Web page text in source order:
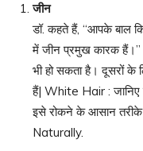
जीन
डॉ. कहते हैं, “आपके बाल
में जीन प्रमुख कारक
भी हो सकता है। दूसरों के
हैं| White Hair :
इसे रोकने के आसान
Naturally.